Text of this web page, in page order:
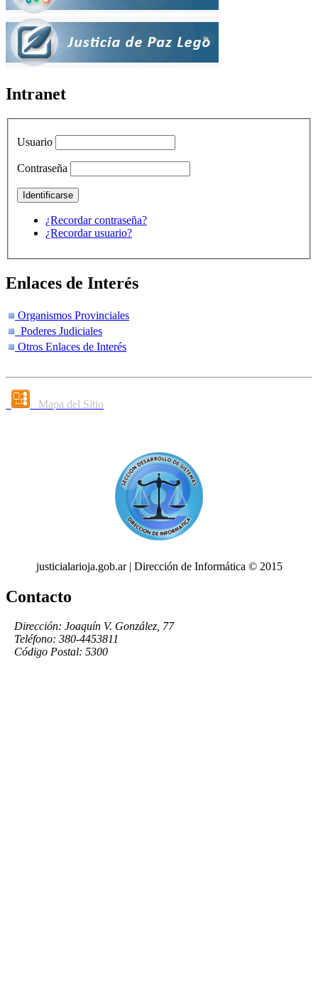
Intranet
Usuario
Contraseña
¿Recordar contraseña?
¿Recordar usuario?
Enlaces de Interés
Organismos Provinciales
Poderes Judiciales
Otros Enlaces de Interés
Mapa del Sitio
justicialarioja.gob.ar | Dirección de Informática © 2015
Contacto
Dirección: Joaquín V. González, 77
Teléfono: 380-4453811
Código Postal: 5300